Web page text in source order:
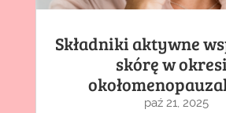
Składniki aktywne
skórę w
paź 21, 2025